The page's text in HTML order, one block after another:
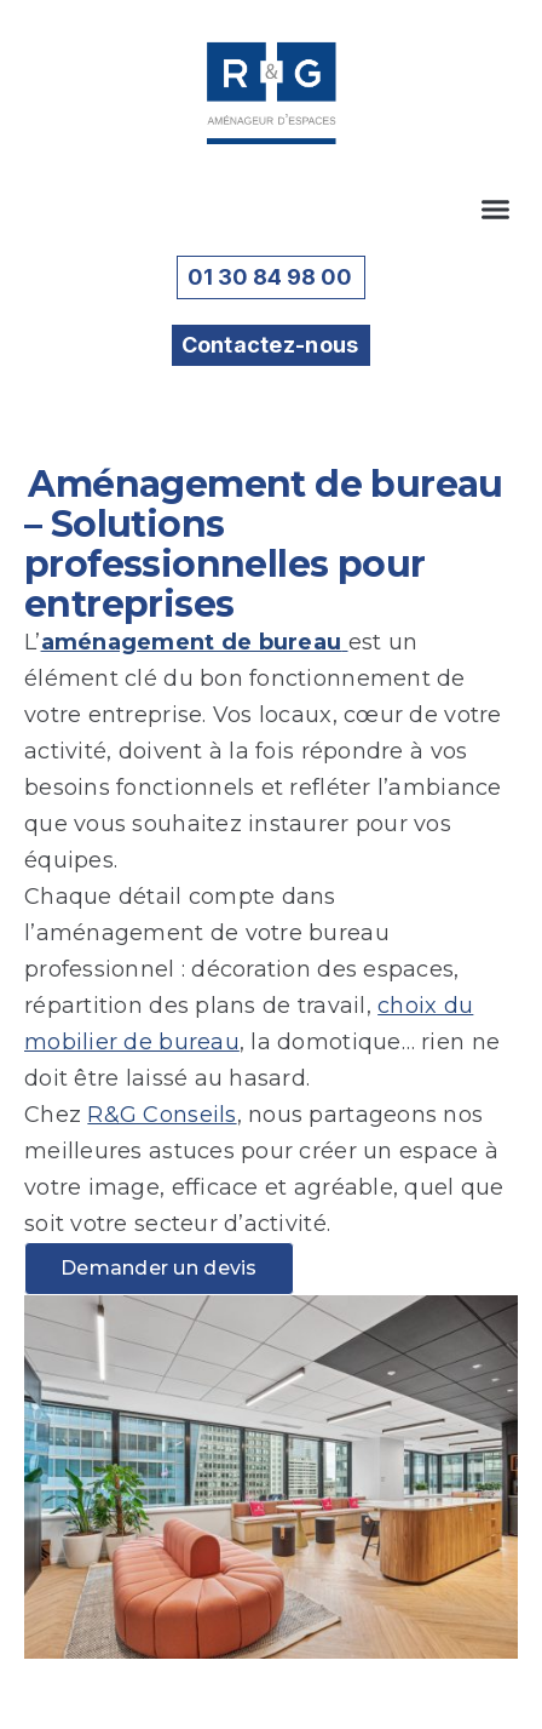
01 30 84 98 00
Contactez-nous
Aménagement de bureau
– Solutions
professionnelles pour
entreprises
L’aménagement de bureau est un
élément clé du bon fonctionnement de
votre entreprise. Vos locaux, cœur de votre
activité, doivent à la fois répondre à vos
besoins fonctionnels et refléter l’ambiance
que vous souhaitez instaurer pour vos
équipes.
Chaque détail compte dans
l’aménagement de votre bureau
professionnel : décoration des espaces,
répartition des plans de travail,choix du
mobilier de bureau, la domotique… rien ne
doit être laissé au hasard.
Chez R&G Conseils, nous partageons nos
meilleures astuces pour créer un espace à
votre image, efficace et agréable, quel que
soit votre secteur d’activité.
Demander un devis